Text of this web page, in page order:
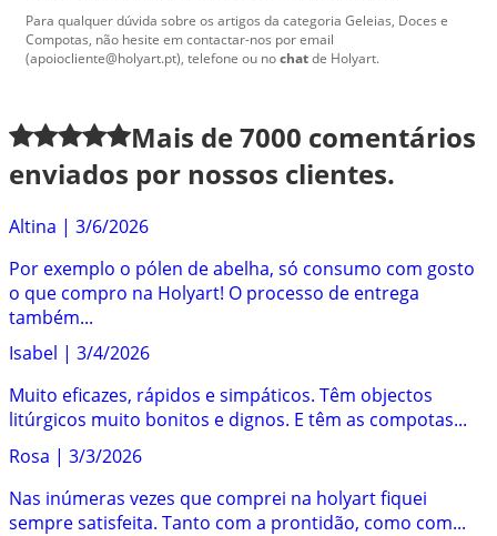
Para qualquer dúvida sobre os artigos da categoria Geleias, Doces e
Compotas, não hesite em contactar-nos por email
(apoiocliente@holyart.pt), telefone ou nochatde Holyart.
Mais de7000 comentários
enviados por nossos clientes.
Altina | 3/6/2026
Por exemplo o pólen de abelha, só consumo com gosto
o que compro na Holyart! O processo de entrega
também...
Isabel | 3/4/2026
Muito eficazes, rápidos e simpáticos. Têm objectos
litúrgicos muito bonitos e dignos. E têm as compotas...
Rosa | 3/3/2026
Nas inúmeras vezes que comprei na holyart fiquei
sempre satisfeita. Tanto com a prontidão, como com...